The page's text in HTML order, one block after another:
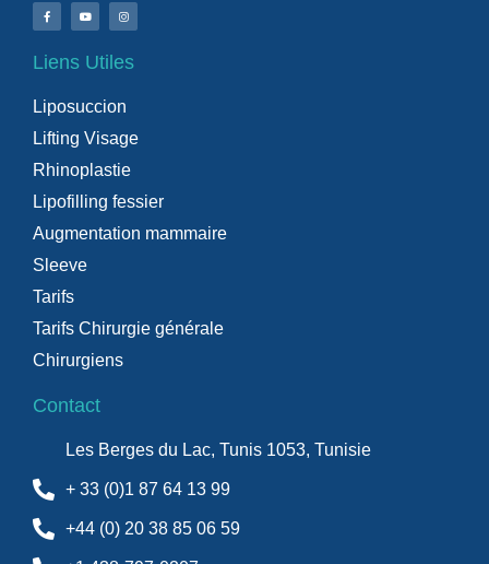
Liens Utiles
Liposuccion
Lifting Visage
Rhinoplastie
Lipofilling fessier
Augmentation mammaire
Sleeve
Tarifs
Tarifs Chirurgie générale
Chirurgiens
Contact
Les Berges du Lac, Tunis 1053, Tunisie
+ 33 (0)1 87 64 13 99
+44 (0) 20 38 85 06 59